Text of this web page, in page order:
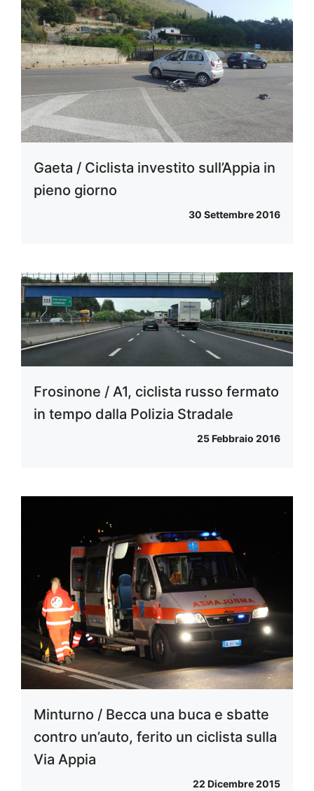
Gaeta / Ciclista investito sull’Appia in
pieno giorno
30 Settembre 2016
Frosinone / A1, ciclista russo fermato
in tempo dalla Polizia Stradale
25 Febbraio 2016
Minturno / Becca una buca e sbatte
contro un’auto, ferito un ciclista sulla
Via Appia
22 Dicembre 2015